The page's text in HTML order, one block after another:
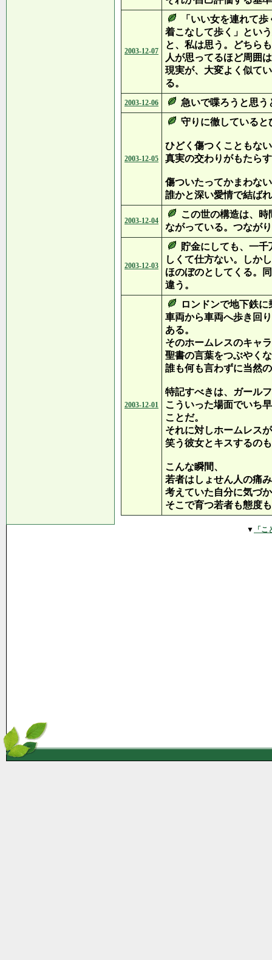
2003-12-07
「いい女を連れて
着こなして歩く」とい
と、私は思う。どちら
人が思ってるほど周囲
現実が、大変よく似て
る。
2003-12-06 急いで喋ろうと思う
2003-12-05
守りに徹していると
ひどく傷つくこともな
真実の交わりがもたら
傷ついたってかまわな
誰かと深い愛情で結ば
2003-12-04
この世の構造は、
ながっている。つなが
2003-12-03
貯金にしても、一
しくて仕方ない。しか
ほのぼのとしてくる。
違う。
2003-12-01
ロンドンで地下鉄
車両から車両へ歩き回
ある。
そのホームレスのキャ
聖書の言葉をつぶやく
誰も何も言わずに当然
特記すべきは、ガール
こういった場面でいち
ことだ。
それに対しホームレス
笑う彼女とキスするの
こんな瞬間、
若者はしょせん人の痛
考えていた自分に気づ
そこで育つ若者も態度
▼ 「